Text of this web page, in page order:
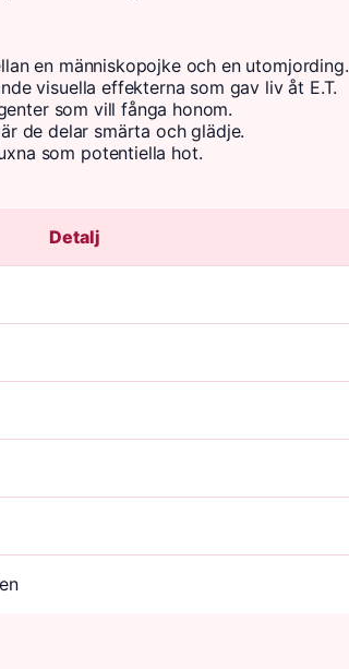
en människopojke och en utomjording.
visuella effekterna som gav liv åt E.T.
som vill fånga honom.
de delar smärta och glädje.
som potentiella hot.
Detalj